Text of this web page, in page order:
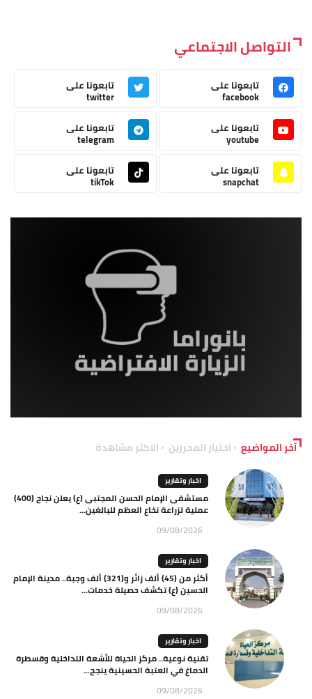
التواصل الاجتماعي
تابعونا على
facebook
تابعونا على
twitter
تابعونا على
youtube
تابعونا على
telegram
تابعونا على
snapchat
تابعونا على
tikTok
آخر المواضيع اختيار المحررين الاكثر مشاهدة
اخبار وتقارير
مستشفى الإمام الحسن المجتبى (ع) يعلن نجاح (400)
عملية لزراعة نخاع العظم للبالغين...
09/08/2026
اخبار وتقارير
أكثر من (45) ألف زائر و(321) ألف وجبة.. مدينة الإمام
الحسين (ع) تكشف حصيلة خدمات...
09/08/2026
اخبار وتقارير
تقنية نوعية.. مركز الحياة للأشعة التداخلية وقسطرة
الدماغ في العتبة الحسينية ينجح...
09/08/2026